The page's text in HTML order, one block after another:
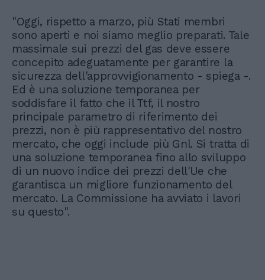
"Oggi, rispetto a marzo, più Stati membri
sono aperti e noi siamo meglio preparati. Tale
massimale sui prezzi del gas deve essere
concepito adeguatamente per garantire la
sicurezza dell'approvvigionamento - spiega -.
Ed è una soluzione temporanea per
soddisfare il fatto che il Ttf, il nostro
principale parametro di riferimento dei
prezzi, non è più rappresentativo del nostro
mercato, che oggi include più Gnl. Si tratta di
una soluzione temporanea fino allo sviluppo
di un nuovo indice dei prezzi dell'Ue che
garantisca un migliore funzionamento del
mercato. La Commissione ha avviato i lavori
su questo".